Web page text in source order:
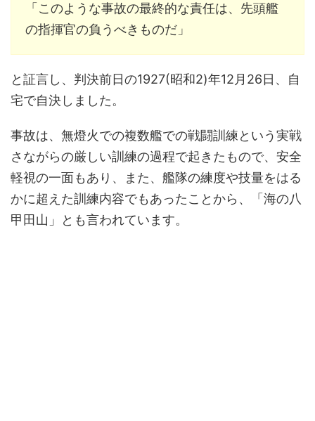
「このような事故の最終的な責任は、先頭艦
の指揮官の負うべきものだ」
と証言し、判決前日の1927(昭和2)年12月26日、自
宅で自決しました。
事故は、無燈火での複数艦での戦闘訓練という実戦
さながらの厳しい訓練の過程で起きたもので、安全
軽視の一面もあり、また、艦隊の練度や技量をはる
かに超えた訓練内容でもあったことから、「海の八
甲田山」とも言われています。